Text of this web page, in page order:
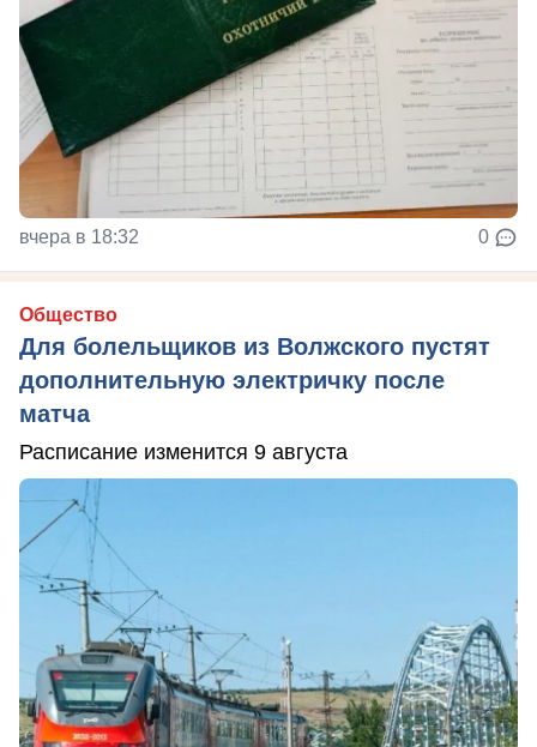
вчера в 18:32 0
Общество
Для болельщиков из Волжского пустят
дополнительную электричку после
матча
Расписание изменится 9 августа